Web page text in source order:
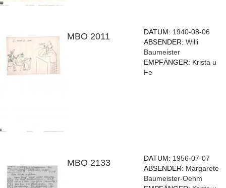
MBO 2011 DATUM: 1940-08-06
ABSENDER:Willi
Baumeister
EMPFÄNGER: Krista u
Fe
MBO 2133 DATUM: 1956-07-07
ABSENDER: Margarete
Baumeister-Oehm